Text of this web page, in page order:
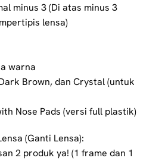
minus 3 (Di atas minus 3
lensa)
warna
Brown, dan Crystal (untuk
Nose Pads (versi full plastik)
(Ganti Lensa):
2 produk ya! (1 frame dan 1